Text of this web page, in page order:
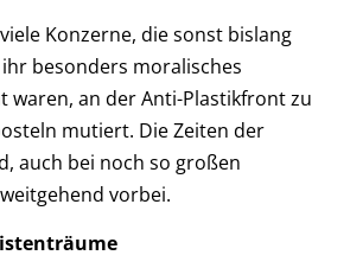
Konzerne, die sonst bislang
besonders moralisches
waren, an der Anti-Plastikfront zu
mutiert. Die Zeiten der
auch bei noch so großen
vorbei.